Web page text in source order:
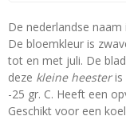
De nederlandse naam
De bloemkleur is
tot en met juli. De
deze kleine heesteris
-25 gr. C. Heeft een
Geschikt voor een